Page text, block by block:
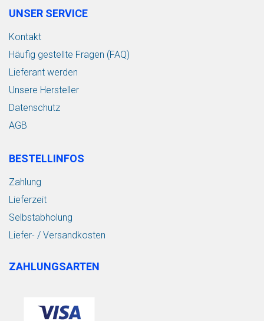
UNSER SERVICE
Kontakt
Häufig gestellte Fragen (FAQ)
Lieferant werden
Unsere Hersteller
Datenschutz
AGB
BESTELLINFOS
Zahlung
Lieferzeit
Selbstabholung
Liefer- / Versandkosten
ZAHLUNGSARTEN